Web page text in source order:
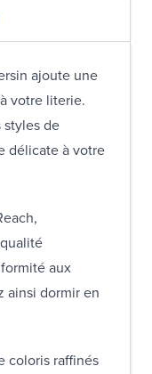
ajoute une
votre literie.
styles de
délicate à votre
aux
ainsi dormir en
coloris raffinés